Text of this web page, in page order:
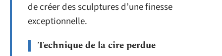
de créer des sculptures d’une finesse
exceptionnelle.
Technique de la cire perdue